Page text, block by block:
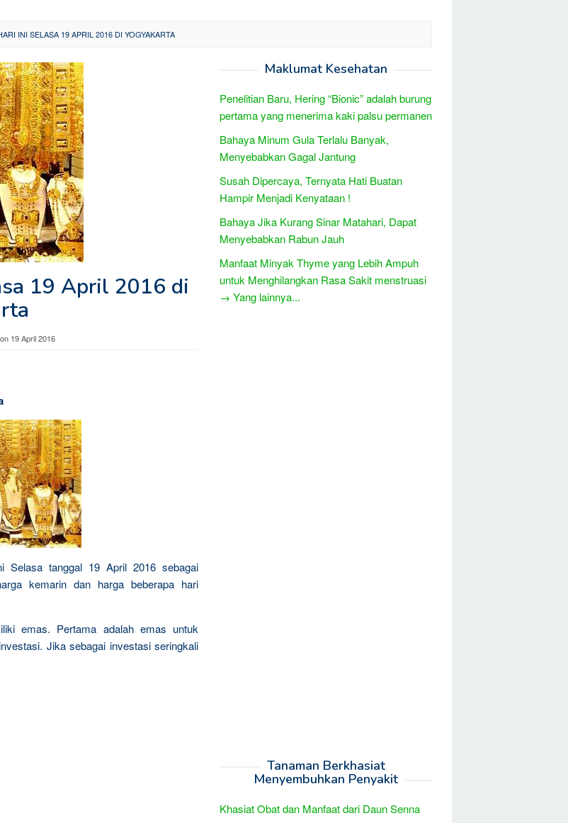
INI SELASA 19 APRIL 2016 DI YOGYAKARTA
19 April 2016 di
19 April 2016
Selasa tanggal 19 April 2016 sebagai
kemarin dan harga beberapa hari
emas. Pertama adalah emas untuk
Jika sebagai investasi seringkali
Maklumat Kesehatan
Penelitian Baru, Hering “Bionic” adalah burung
pertama yang menerima kaki palsu permanen
Bahaya Minum Gula Terlalu Banyak,
Menyebabkan Gagal Jantung
Susah Dipercaya, Ternyata Hati Buatan
Hampir Menjadi Kenyataan !
Bahaya Jika Kurang Sinar Matahari, Dapat
Menyebabkan Rabun Jauh
Manfaat Minyak Thyme yang Lebih Ampuh
untuk Menghilangkan Rasa Sakit menstruasi
→ Yang lainnya...
Tanaman Berkhasiat
Menyembuhkan Penyakit
Khasiat Obat dan Manfaat dari Daun Senna